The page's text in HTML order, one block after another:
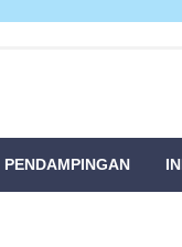
PENDAMPINGAN